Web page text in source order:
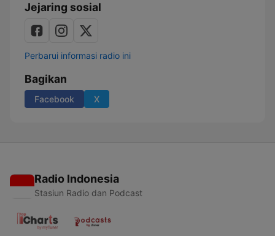
Jejaring sosial
Perbarui informasi radio ini
Bagikan
Facebook X
Radio Indonesia
Stasiun Radio dan Podcast